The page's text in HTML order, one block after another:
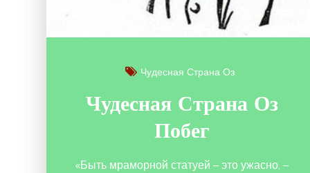
Чудесная Страна Оз
Чудесная Страна Оз
Побег
«Быть мраморной статуей – это ужасно, –